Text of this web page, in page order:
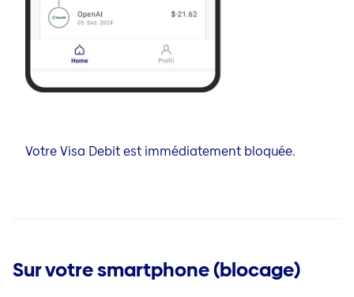
Votre Visa Debit est immédiatement bloquée.
Sur votre smartphone (blocage)